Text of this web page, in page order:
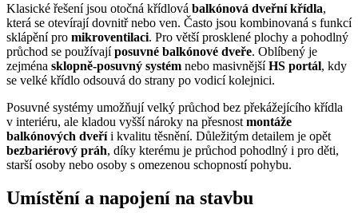
Klasické řešení jsou otočná křídlová balkónová dveřní křídla,
která se otevírají dovnitř nebo ven. Často jsou kombinovaná s funkcí
sklápění pro mikroventilaci. Pro větší prosklené plochy a pohodlný
průchod se používajíposuvné balkónové dveře. Oblíbený je
zejména sklopně-posuvný systém nebo masivnějšíHS portál, kdy
se velké křídlo odsouvá do strany po vodicí kolejnici.
Posuvné systémy umožňují velký průchod bez překážejícího křídla
v interiéru, ale kladou vyšší nároky na přesnost montáže
balkónových dveříi kvalitu těsnění. Důležitým detailem je opět
bezbariérový práh, díky kterému je průchod pohodlný i pro děti,
starší osoby nebo osoby s omezenou schopností pohybu.
Umístění a napojení na stavbu